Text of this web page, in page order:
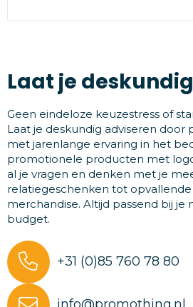
Laat je
Geen eindeloze keuzestress of
Laat je deskundig adviseren door
met jarenlange ervaring in het
promotionele producten met
al je vragen en denken met je
relatiegeschenken tot opvallende
merchandise. Altijd passend bij je
budget.
+31 (0)85 760 78 80